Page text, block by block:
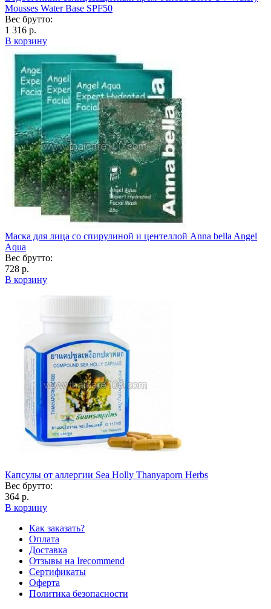
Mousses Water Base SPF50
Вес брутто:
1 316 р.
В корзину
Маска для лица со спирулиной и центеллой Anna bella Angel
Aqua
Вес брутто:
728 р.
В корзину
Капсулы от аллергии Sea Holly Thanyaporn Herbs
Вес брутто:
364 р.
В корзину
Как заказать?
Оплата
Доставка
Отзывы на Irecommend
Сертификаты
Оферта
Политика безопасности